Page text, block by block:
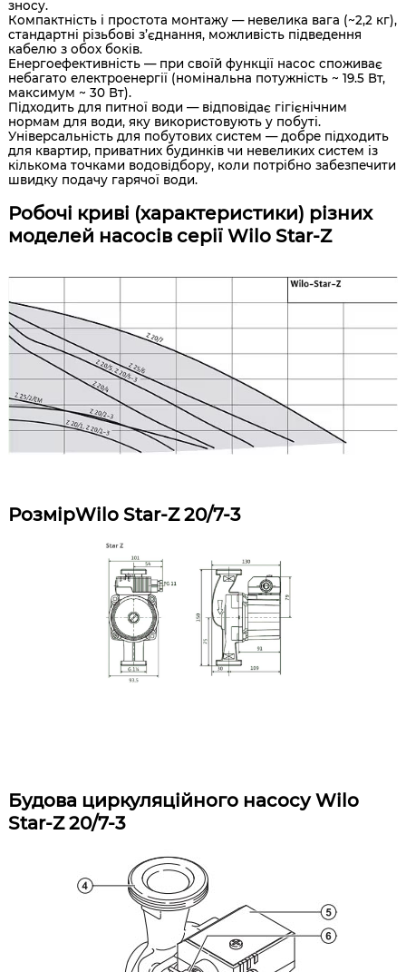
зносу.
Компактність і простота монтажу — невелика вага (~2,2 кг),
стандартні різьбові з’єднання, можливість підведення
кабелю з обох боків.
Енергоефективність — при своїй функції насос споживає
небагато електроенергії (номінальна потужність ~ 19.5 Вт,
максимум ~ 30 Вт).
Підходить для питної води — відповідає гігієнічним
нормам для води, яку використовують у побуті.
Універсальність для побутових систем — добре підходить
для квартир, приватних будинків чи невеликих систем із
кількома точками водовідбору, коли потрібно забезпечити
швидку подачу гарячої води.
Робочі криві (характеристики) різних
моделей насосів серії Wilo Star-Z
РозмірWilo Star-Z 20/7-3
Будова циркуляційного насосу Wilo
Star-Z 20/7-3